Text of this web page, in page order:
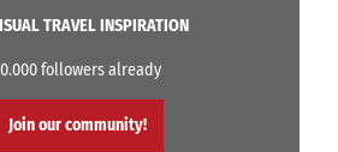
TRAVEL INSPIRATION
followers already
Join our community!